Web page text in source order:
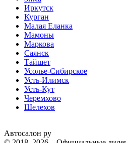
Иркутск
Курган
Малая Еланка
Мамоны
Маркова
Саянск
Тайшет
Усолье-Сибирское
Усть-Илимск
Усть-Кут
Черемхово
Шелехов
Автосалон ру